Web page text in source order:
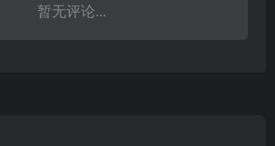
暂无评论...